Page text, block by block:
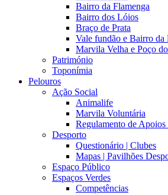
Bairro da Flamenga
Bairro dos Lóios
Braço de Prata
Vale fundão e Bairro
Marvila Velha e Poço
Património
Toponímia
Pelouros
Ação Social
Animalife
Marvila Voluntária
Regulamento de Apoios
Desporto
Questionário | Clubes
Mapas | Pavilhões
Espaço Público
Espaços Verdes
Competências